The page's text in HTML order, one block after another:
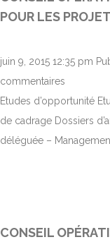
POUR LES
juin 9, 2015 12:35 pm
commentaires
Etudes d’opportunité
de cadrage Dossiers
déléguée –
CONSEIL